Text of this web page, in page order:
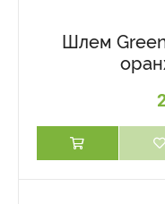
Шлем